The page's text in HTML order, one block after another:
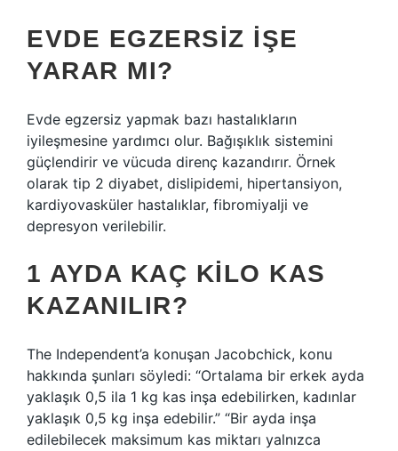
EVDE EGZERSIZ IŞE
YARAR MI?
Evde egzersiz yapmak bazı hastalıkların
iyileşmesine yardımcı olur. Bağışıklık sistemini
güçlendirir ve vücuda direnç kazandırır. Örnek
olarak tip 2 diyabet, dislipidemi, hipertansiyon,
kardiyovasküler hastalıklar, fibromiyalji ve
depresyon verilebilir.
1 AYDA KAÇ KILO KAS
KAZANILIR?
The Independent’a konuşan Jacobchick, konu
hakkında şunları söyledi: “Ortalama bir erkek ayda
yaklaşık 0,5 ila 1 kg kas inşa edebilirken, kadınlar
yaklaşık 0,5 kg inşa edebilir.” “Bir ayda inşa
edilebilecek maksimum kas miktarı yalnızca